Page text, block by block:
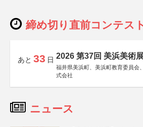
締め切り直前コンテスト
あと 33 日 2026 第37回 美浜美術
福井県美浜町、美浜町教育委員会
式会社
ニュース